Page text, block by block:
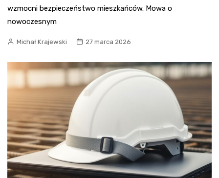
wzmocni bezpieczeństwo mieszkańców. Mowa o
nowoczesnym
Michał Krajewski 27 marca 2026